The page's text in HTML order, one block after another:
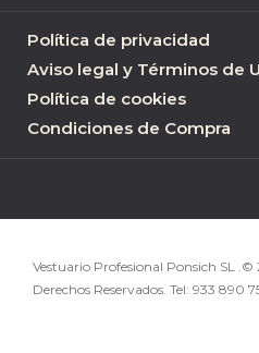
Política de privacidad
Aviso legal y Términos de
Política de cookies
Condiciones de Compra
Vestuario Profesional Ponsich SL .©
Derechos Reservados. Tel: 933 890